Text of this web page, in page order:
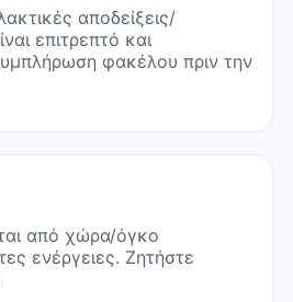
αποδείξεις/
επιτρεπτό και
φακέλου πριν την
από χώρα/όγκο
ενέργειες. Ζητήστε